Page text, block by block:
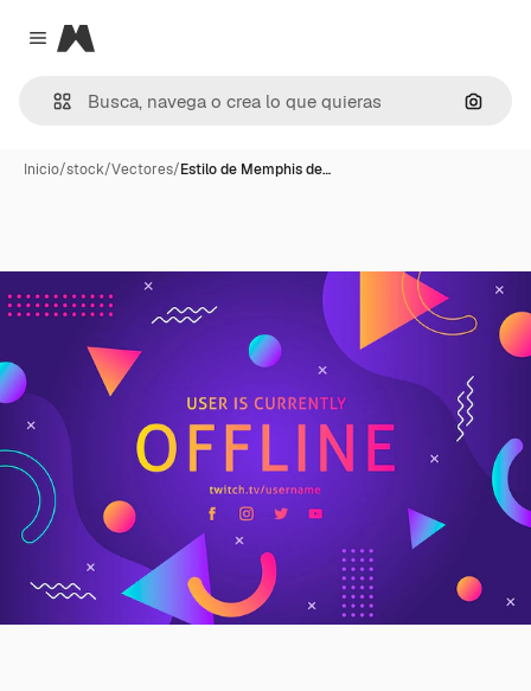
Close menu
Magnific
Inicio/stock/Vectores/Estilo de Memphis de…